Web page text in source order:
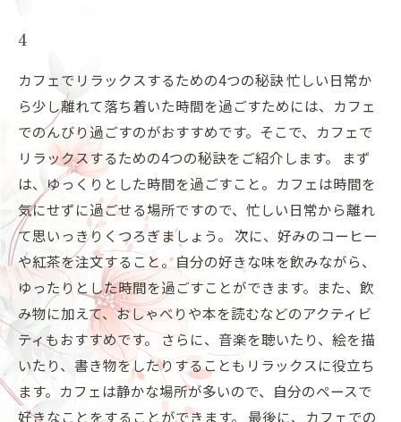
4
カフェでリラックスするための4つの秘訣 忙しい日常か
ら少し離れて落ち着いた時間を過ごすためには、カフェ
でのんびり過ごすのがおすすめです。そこで、カフェで
リラックスするための4つの秘訣をご紹介します。 まず
は、ゆっくりとした時間を過ごすこと。カフェは時間を
気にせずに過ごせる場所ですので、忙しい日常から離れ
て思いっきりくつろぎましょう。 次に、好みのコーヒー
や紅茶を注文すること。自分の好きな味を飲みながら、
ゆったりとした時間を過ごすことができます。また、飲
み物に加えて、おしゃべりや本を読むなどのアクティビ
ティもおすすめです。 さらに、音楽を聴いたり、絵を描
いたり、書き物をしたりすることもリラックスに役立ち
ます。カフェは静かな場所が多いので、自分のペースで
好きなことをすることができます。 最後に、カフェでの